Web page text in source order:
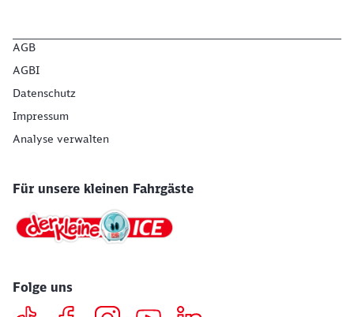
AGB
AGBI
Datenschutz
Impressum
Analyse verwalten
Für unsere kleinen Fahrgäste
Folge uns